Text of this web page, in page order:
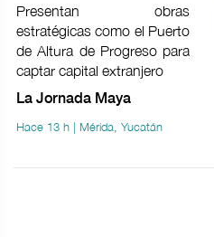
Presentan obras
estratégicas como el Puerto
de Altura de Progreso para
captar capital extranjero
La Jornada Maya
Hace 13 h | Mérida, Yucatán